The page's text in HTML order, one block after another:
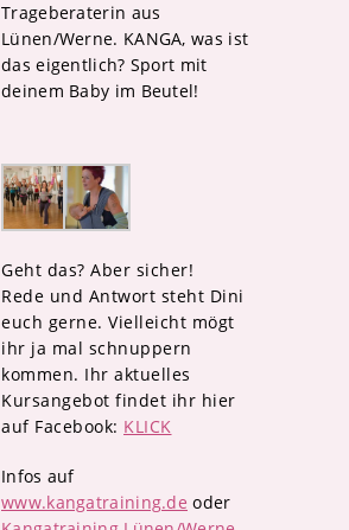
Trageberaterin aus
Lünen/Werne. KANGA, was ist
das eigentlich? Sport mit
deinem Baby im Beutel!
Geht das? Aber sicher!
Rede und Antwort steht Dini
euch gerne. Vielleicht mögt
ihr ja mal schnuppern
kommen. Ihr aktuelles
Kursangebot findet ihr hier
auf Facebook: KLICK
Infos auf
www.kangatraining.de oder